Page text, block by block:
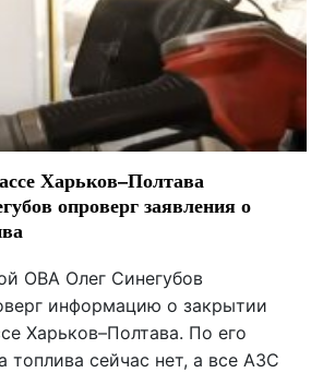
Харьков–Полтава
опроверг заявления о
ОВА Олег Синегубов
информацию о закрытии
Харьков–Полтава. По его
топлива сейчас нет, а все АЗС